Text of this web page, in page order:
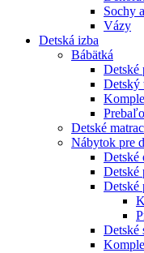
Sochy
Vázy
Detská izba
Bábätká
Detské
Detský
Detské
Nábytok pre
Detské
Detské
Detské
Detské